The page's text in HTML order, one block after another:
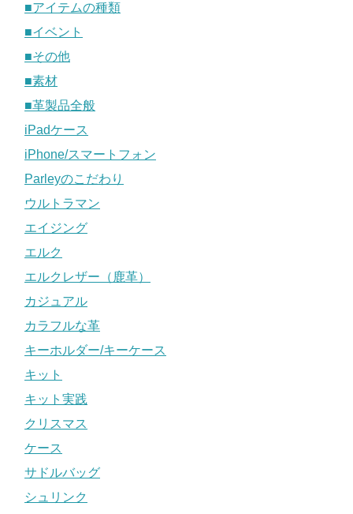
■アイテムの種類
■イベント
■その他
■素材
■革製品全般
iPadケース
iPhone/スマートフォン
Parleyのこだわり
ウルトラマン
エイジング
エルク
エルクレザー（鹿革）
カジュアル
カラフルな革
キーホルダー/キーケース
キット
キット実践
クリスマス
ケース
サドルバッグ
シュリンク